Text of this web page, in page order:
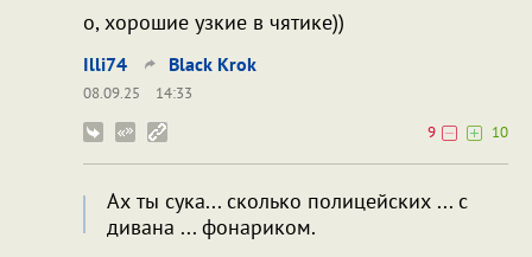
о, хорошие узкие в чятике))
Illi74 Black Krok
08.09.25
14:33
9
10
Ах ты сука... сколько полицейских ... с
дивана ... фонариком.